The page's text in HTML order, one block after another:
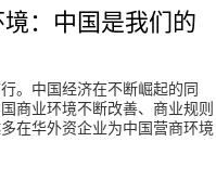
：中国是我们的
。中国经济在不断崛起的同
商业环境不断改善、商业规则
在华外资企业为中国营商环境